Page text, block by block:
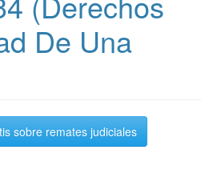
De Una
sobre remates judiciales